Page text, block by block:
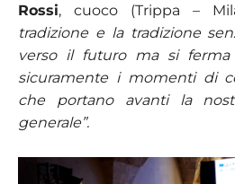
Rossi, cuoco (Trippa –
tradizione e la tradizione
verso il futuro ma si ferma
sicuramente i momenti di
che portano avanti la
generale”.